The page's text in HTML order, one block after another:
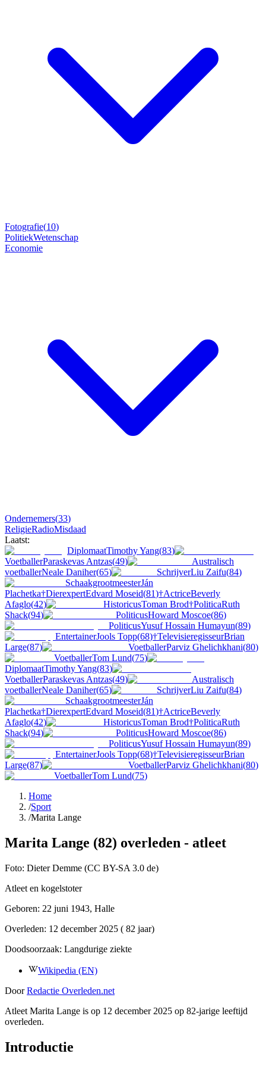
Fotografie(10)
PolitiekWetenschap
Economie
Ondernemers(33)
ReligieRadioMisdaad
Laatst:
DiplomaatTimothy Yang(83)
VoetballerParaskevas Antzas(49)
Australisch
voetballerNeale Daniher(65) SchrijverLiu Zaifu(84)
SchaakgrootmeesterJán
Plachetka†DierexpertEdvard Moseid(81)†ActriceBeverly
Afaglo(42) HistoricusToman Brod†PoliticaRuth
Shack(94) PoliticusHoward Moscoe(86)
PoliticusYusuf Hossain Humayun(89)
EntertainerJools Topp(68)†TelevisieregisseurBrian
Large(87) VoetballerParviz Ghelichkhani(80)
VoetballerTom Lund(75)
DiplomaatTimothy Yang(83)
VoetballerParaskevas Antzas(49)
Australisch
voetballerNeale Daniher(65) SchrijverLiu Zaifu(84)
SchaakgrootmeesterJán
Plachetka†DierexpertEdvard Moseid(81)†ActriceBeverly
Afaglo(42) HistoricusToman Brod†PoliticaRuth
Shack(94) PoliticusHoward Moscoe(86)
PoliticusYusuf Hossain Humayun(89)
EntertainerJools Topp(68)†TelevisieregisseurBrian
Large(87) VoetballerParviz Ghelichkhani(80)
VoetballerTom Lund(75)
Home
/Sport
/Marita Lange
Marita Lange (82) overleden - atleet
Foto: Dieter Demme (CC BY-SA 3.0 de)
Atleet en kogelstoter
Geboren: 22 juni 1943, Halle
Overleden: 12 december 2025 ( 82 jaar)
Doodsoorzaak: Langdurige ziekte
Wikipedia (EN)
Door Redactie Overleden.net
Atleet Marita Lange is op 12 december 2025 op 82-jarige leeftijd
overleden.
Introductie